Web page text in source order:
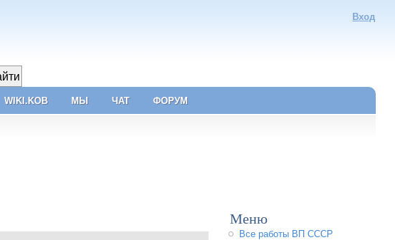
Вход
WIKI.KOB МЫ ЧАТ ФОРУМ
Меню
Все работы ВП СССР